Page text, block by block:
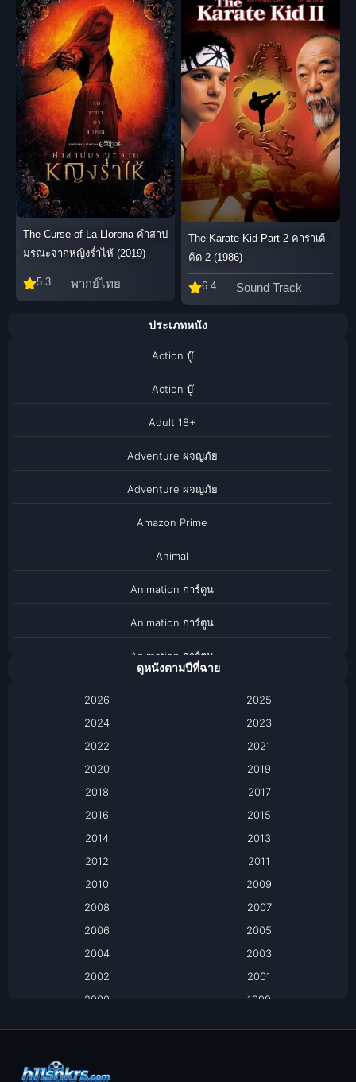
The Curse of La Llorona คำสาป
มรณะจากหญิงร่ำไห้ (2019)
5.3 พากย์ไทย
The Karate Kid Part 2 คาราเต้
คิด 2 (1986)
6.4 Sound Track
ประเภทหนัง
Action บู๊
Action บู๊
Adult 18+
Adventure ผจญภัย
Adventure ผจญภัย
Amazon Prime
Animal
Animation การ์ตูน
Animation การ์ตูน
Animation การ์ตูน
Based on a True Story เรื่องจริง
Based on a True Story เรื่องจริง
ดูหนังตามปีที่ฉาย
2026
2025
2024
2023
2022
2021
2020
2019
2018
2017
2016
2015
2014
2013
2012
2011
2010
2009
2008
2007
2006
2005
2004
2003
2002
2001
2000
1999
1994